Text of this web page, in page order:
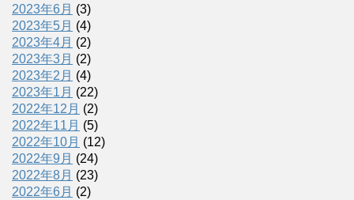
2023年6月 (3)
2023年5月 (4)
2023年4月 (2)
2023年3月 (2)
2023年2月 (4)
2023年1月 (22)
2022年12月 (2)
2022年11月 (5)
2022年10月 (12)
2022年9月 (24)
2022年8月 (23)
2022年6月 (2)